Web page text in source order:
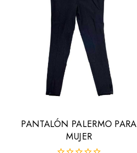
PANTALÓN PALERMO PARA
MUJER